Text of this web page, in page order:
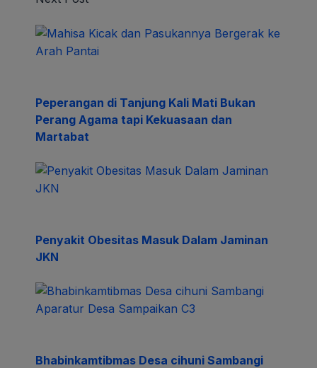
Peperangan di Tanjung Kali Mati Bukan
Perang Agama tapi Kekuasaan dan
Martabat
Penyakit Obesitas Masuk Dalam Jaminan
JKN
Bhabinkamtibmas Desa cihuni Sambangi